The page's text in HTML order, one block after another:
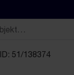
ID: 51/138374